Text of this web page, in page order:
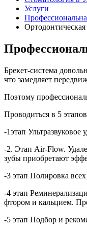
Услуги
Ортодонтическая
Брекет-система
что замедляет
Поэтому
Проводиться в 5
-1этап
-2. Этап Air-Flow.
зубы приобретают
-3 этап Полировка
-4 этап
фтором и кальцием.
-5 этап Подбор и